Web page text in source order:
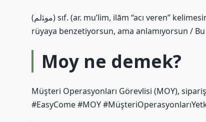
(ﻣﻮﺌﻟﻢ) sıf. (ar. mu’lim, іlām “acı veren” kelimesinden) Heyecan verici, hüzünlü, acı veren ve keder verici: Bunu bir
rüyaya benzetiyorsun, ama anlamıyorsun /
Moy ne demek?
Müşteri Operasyonları Görevlisi (MOY),
#EasyCome #MOY